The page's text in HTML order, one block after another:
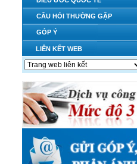
CÂU HỎI THƯỜNG GẶP
GÓP Ý
LIÊN KẾT WEB